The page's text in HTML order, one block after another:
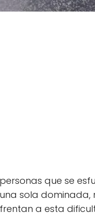
que se
sola dominada,
a esta